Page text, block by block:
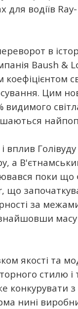
для водіїв
в
Baush &
Цим
видимого
вплив
а
поки
за
знайшовши
якості та
стилю
конкурувати
нині